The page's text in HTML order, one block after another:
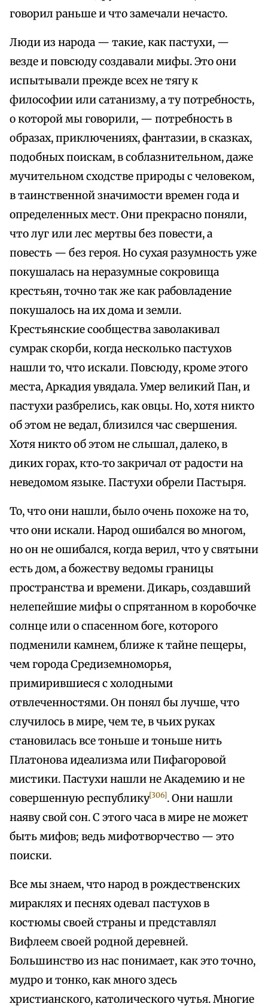
говорил раньше и что замечали нечасто.
Люди из народа — такие, как пастухи, —
везде и повсюду создавали мифы. Это они
испытывали прежде всех не тягу к
философии или сатанизму, а ту потребность,
о которой мы говорили, — потребность в
образах, приключениях, фантазии, в сказках,
подобных поискам, в соблазнительном, даже
мучительном сходстве природы с человеком,
в таинственной значимости времен года и
определенных мест. Они прекрасно поняли,
что луг или лес мертвы без повести, а
повесть — без героя. Но сухая разумность уже
покушалась на неразумные сокровища
крестьян, точно так же как рабовладение
покушалось на их дома и земли.
Крестьянские сообщества заволакивал
сумрак скорби, когда несколько пастухов
нашли то, что искали. Повсюду, кроме этого
места, Аркадия увядала. Умер великий Пан, и
пастухи разбрелись, как овцы. Но, хотя никто
об этом не ведал, близился час свершения.
Хотя никто об этом не слышал, далеко, в
диких горах, кто‑то закричал от радости на
неведомом языке. Пастухи обрели Пастыря.
То, что они нашли, было очень похоже на то,
что они искали. Народ ошибался во многом,
но он не ошибался, когда верил, что у святыни
есть дом, а божеству ведомы границы
пространства и времени. Дикарь, создавший
нелепейшие мифы о спрятанном в коробочке
солнце или о спасенном боге, которого
подменили камнем, ближе к тайне пещеры,
чем города Средиземноморья,
примирившиеся с холодными
отвлеченностями. Он понял бы лучше, что
случилось в мире, чем те, в чьих руках
становилась все тоньше и тоньше нить
Платонова идеализма или Пифагоровой
мистики. Пастухи нашли не Академию и не
совершенную республику[306]. Они нашли
наяву свой сон. С этого часа в мире не может
быть мифов; ведь мифотворчество — это
поиски.
Все мы знаем, что народ в рождественских
мираклях и песнях одевал пастухов в
костюмы своей страны и представлял
Вифлеем своей родной деревней.
Большинство из нас понимает, как это точно,
мудро и тонко, как много здесь
христианского, католического чутья. Многие